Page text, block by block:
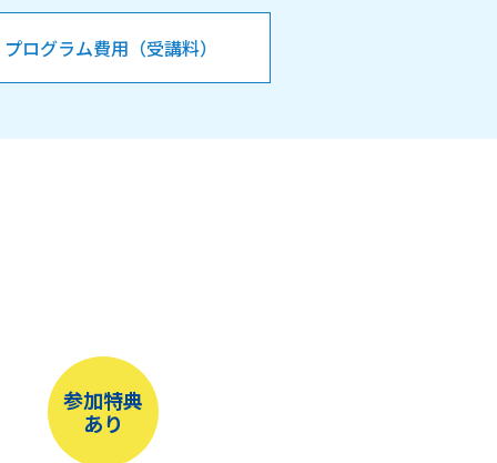
プログラム費用（受講料）
参加特典
あり